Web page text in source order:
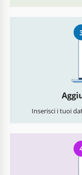
Inserisci i tuoi